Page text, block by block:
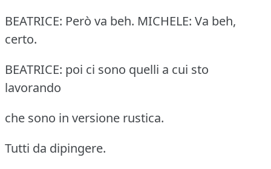
BEATRICE: Però va beh. MICHELE: Va beh,
certo.
BEATRICE: poi ci sono quelli a cui sto
lavorando
che sono in versione rustica.
Tutti da dipingere.